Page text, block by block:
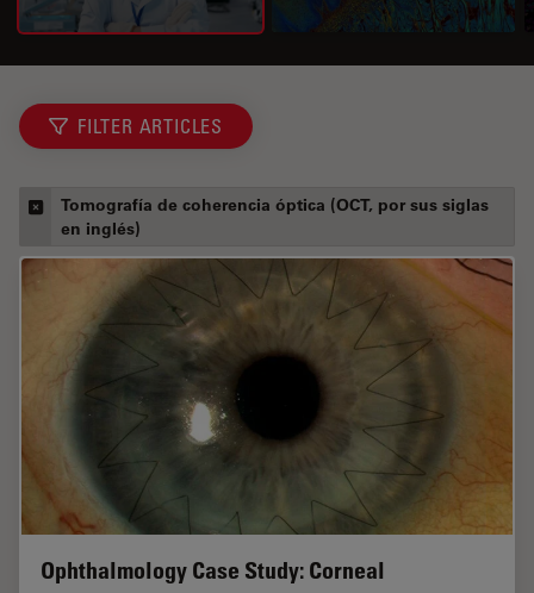
FILTER ARTICLES
Tomografía de coherencia óptica (OCT, por sus siglas
en inglés)
Ophthalmology Case Study: Corneal